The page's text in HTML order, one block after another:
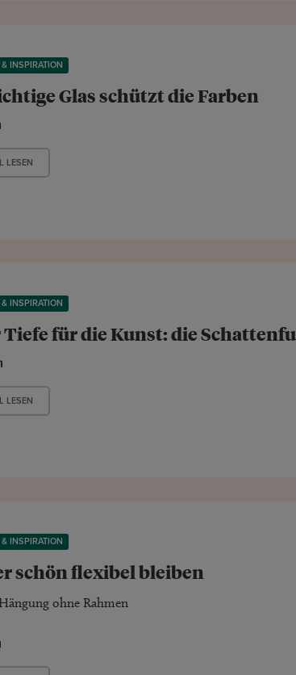
INSPIRATION
Glas schützt die Farben
LESEN
INSPIRATION
für die Kunst: die
LESEN
INSPIRATION
schön flexibel bleiben
ohne Rahmen